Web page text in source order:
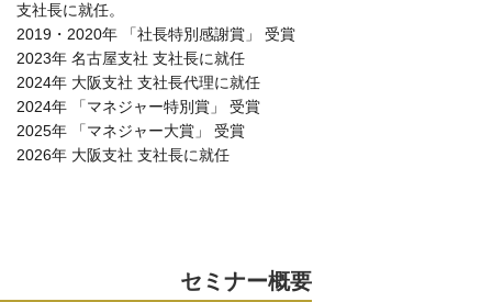
支社長に就任。
2019・2020年 「社長特別感謝賞」 受賞
2023年 名古屋支社 支社長に就任
2024年 大阪支社 支社長代理に就任
2024年 「マネジャー特別賞」 受賞
2025年 「マネジャー大賞」 受賞
2026年 大阪支社 支社長に就任
セミナー概要